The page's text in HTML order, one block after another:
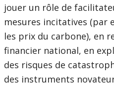
jouer un rôle de
mesures incitatives (par
les prix du carbone), en
financier national, en
des risques de
des instruments